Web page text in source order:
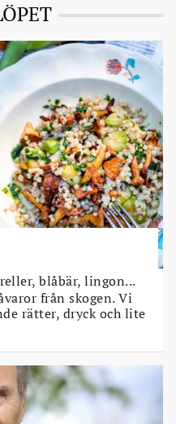
blåbär, lingon...
från skogen. Vi
rätter, dryck och lite